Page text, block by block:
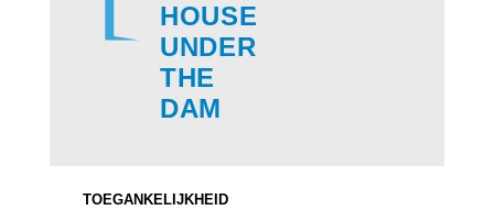
HOUSE
UNDER
THE
DAM
TOEGANKELIJKHEID